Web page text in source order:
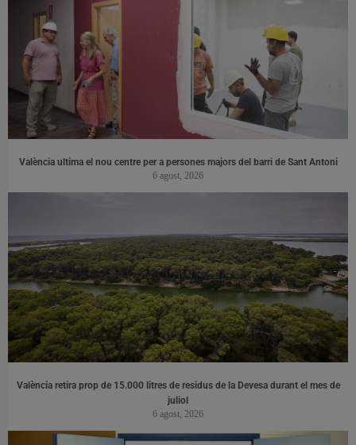
València ultima el nou centre per a persones majors del barri de Sant Antoni
6 agost, 2026
València retira prop de 15.000 litres de residus de la Devesa durant el mes de
juliol
6 agost, 2026